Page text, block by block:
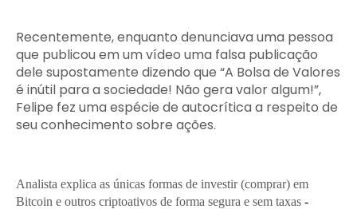
Recentemente, enquanto denunciava uma pessoa
que publicou em um vídeo uma falsa publicação
dele supostamente dizendo que “A Bolsa de Valores
é inútil para a sociedade! Não gera valor algum!”,
Felipe fez uma espécie de autocrítica a respeito de
seu conhecimento sobre ações.
Analista explica as únicas formas de investir (comprar) em
Bitcoin e outros criptoativos de forma segura e sem taxas